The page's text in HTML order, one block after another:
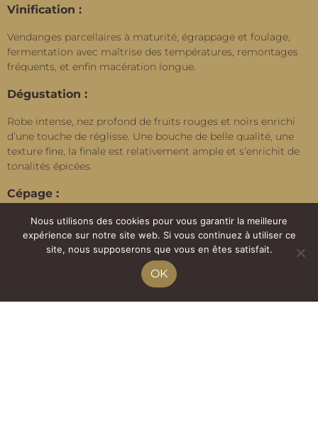
Vinification :
Vendanges parcellaires à maturité, égrappage et foulage,
fermentation avec maîtrise des températures, remontages
fréquents, et enfin macération longue.
Dégustation :
Robe intense, nez profond de fruits rouges et noirs enrichi
d’une touche de réglisse. Une bouche de belle qualité, une
texture fine, la finale est relativement ample et s’enrichit de
tonalités épicées.
Cépage :
Négrette, Syrah, Cabernet Franc
Nos conseils :
À déguster avec des plats épicés ou des grillades
Nous utilisons des cookies pour vous garantir la meilleure
expérience sur notre site web. Si vous continuez à utiliser ce
site, nous supposerons que vous en êtes satisfait.
OK